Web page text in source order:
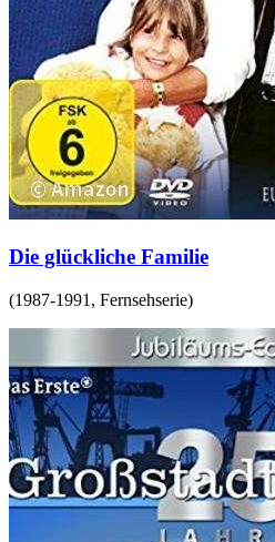
Die glückliche Familie
(1987-1991 , Fernsehserie)